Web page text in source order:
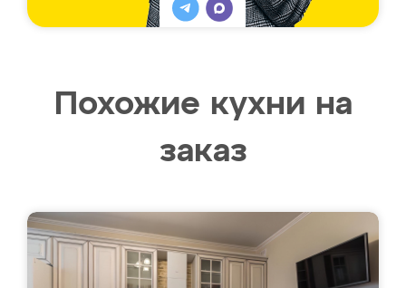
Похожие кухни на
заказ